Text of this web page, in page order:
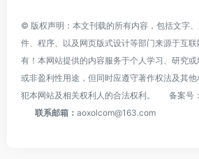
© 版权声明：本文刊载的所有内容，包括文字
件、程序、以及网页版式设计等部门来源于互
有！本网站提供的内容服务于个人学习、研究
或非盈利性用途，但同时应遵守著作权法及其
犯本网站及相关权利人的合法权利。
备案号：
联系邮箱： aoxolcom@163.com